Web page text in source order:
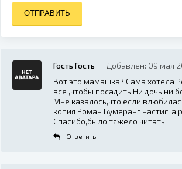
ОТПРАВИТЬ
Гость Гость
Добавлен: 09 мая
Вот это мамашка? Сама хотела
все ,чтобы посадить Ни дочь,ни
Мне казалось,что если
копия Роман Бумеранг настиг а
Спасибо,было тяжело читать
Ответить